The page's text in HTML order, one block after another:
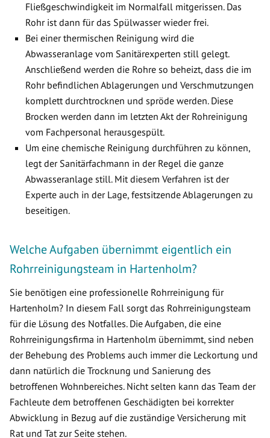
Fließgeschwindigkeit im Normalfall mitgerissen. Das
Rohr ist dann für das Spülwasser wieder frei.
Bei einer thermischen Reinigung wird die
Abwasseranlage vom Sanitärexperten still gelegt.
Anschließend werden die Rohre so beheizt, dass die im
Rohr befindlichen Ablagerungen und Verschmutzungen
komplett durchtrocknen und spröde werden. Diese
Brocken werden dann im letzten Akt der Rohreinigung
vom Fachpersonal herausgespült.
Um eine chemische Reinigung durchführen zu können,
legt der Sanitärfachmann in der Regel die ganze
Abwasseranlage still. Mit diesem Verfahren ist der
Experte auch in der Lage, festsitzende Ablagerungen zu
beseitigen.
Welche Aufgaben übernimmt eigentlich ein
Rohrreinigungsteam in Hartenholm?
Sie benötigen eine professionelle Rohrreinigung für
Hartenholm? In diesem Fall sorgt das Rohrreinigungsteam
für die Lösung des Notfalles. Die Aufgaben, die eine
Rohrreinigungsfirma in Hartenholm übernimmt, sind neben
der Behebung des Problems auch immer die Leckortung und
dann natürlich die Trocknung und Sanierung des
betroffenen Wohnbereiches. Nicht selten kann das Team der
Fachleute dem betroffenen Geschädigten bei korrekter
Abwicklung in Bezug auf die zuständige Versicherung mit
Rat und Tat zur Seite stehen.